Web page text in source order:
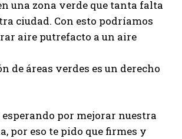
una zona verde que tanta falta
ciudad. Con esto podríamos
aire putrefacto a un aire
de áreas verdes es un derecho
por mejorar nuestra
por eso te pido que firmes y